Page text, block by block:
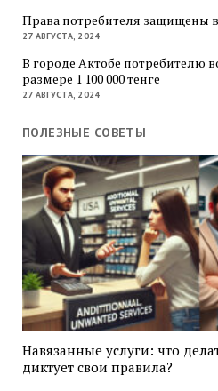
Права потребителя защищены
27 АВГУСТА, 2024
В городе Актобе потребителю
размере 1 100 000 тенге
27 АВГУСТА, 2024
ПОЛЕЗНЫЕ СОВЕТЫ
Навязанные услуги: что
диктует свои правила?